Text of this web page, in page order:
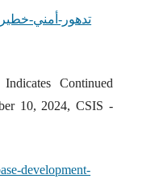
Continued
10, 2024, CSIS -
development-